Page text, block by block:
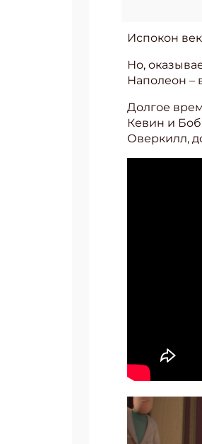
Испокон
Но,
Наполеон –
Долгое
Кевин и
Оверкилл,